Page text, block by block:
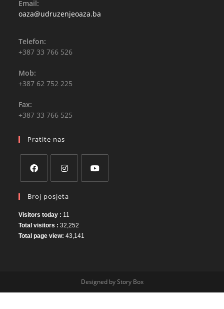
Email:
oaza@udruzenjeoaza.ba
Telefon:
+387 33 766 526
Mob:
+387 62 752 225
Fax:
+387 33 766 525
Pratite nas
in
a
new
tab
in
a
new
tab
tab
Broj posjeta
Visitors today : 11
Total visitors :32,252
Total page view:43,141
Designed by Story Box